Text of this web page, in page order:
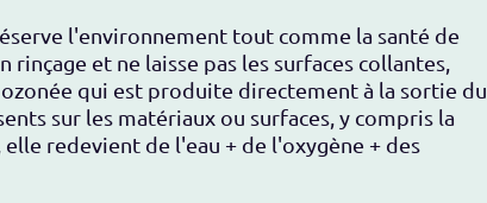
l'environnement tout comme la santé de
rinçage et ne laisse pas les surfaces collantes,
ozonée qui est produite directement à la sortie du
sur les matériaux ou surfaces, y compris la
redevient de l'eau + de l'oxygène + des